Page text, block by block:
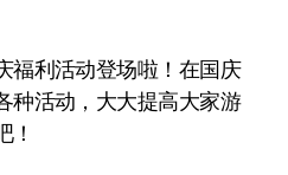
种活动，大大提高大家游
！